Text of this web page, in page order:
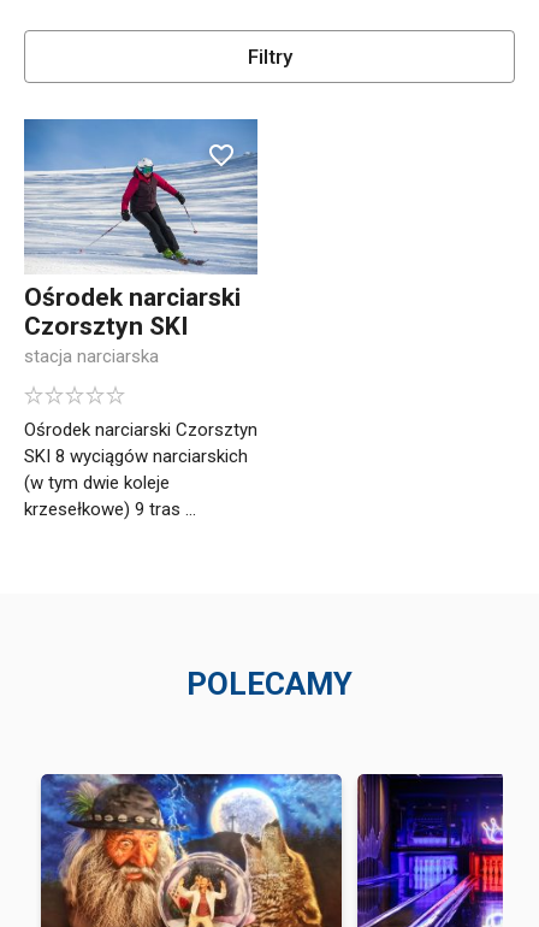
Filtry
Ośrodek narciarski
Czorsztyn SKI
stacja narciarska
Ośrodek narciarski Czorsztyn
SKI 8 wyciągów narciarskich
(w tym dwie koleje
krzesełkowe) 9 tras ...
POLECAMY